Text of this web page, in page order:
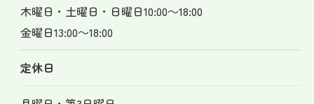
木曜日・土曜日・日曜日10:00～18:00
金曜日13:00～18:00
定休日